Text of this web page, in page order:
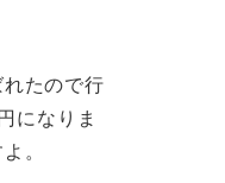
たので行
になりま
。